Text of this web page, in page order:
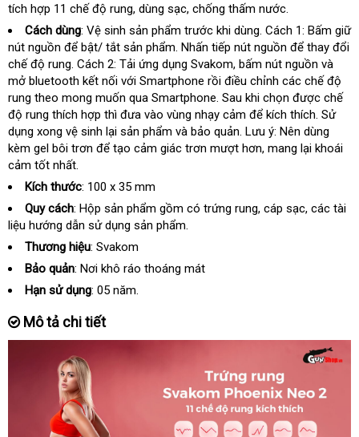
tích hợp 11 chế độ runghàng
giả
, dùng sạcsử
dụng
, chống thấm nước.
Cách dùng: Vệ sinh sản phẩm trước khi dùngnơi
bán
. Cách 1: Bấm giữ
nút nguồn vệ
sinh
để bật/ tắt sản phẩmlừa
đảo
. Nhấn tiếp nút nguồn cao
cấp
để thay đổi
chế độ rungqua
app
. Cách 2: Tải ứng dụng Svakomđánh
giá
, bấm nút nguồn và
mở bluetooth kết nối thế
giới
với Smartphone rồi điều chỉnh các chế độ
rung theo thống
kê
mong muốn qua Smartphoneđổi
trả
. Sau khi chọn đại
lý
được chế
độ rung thích hợp thì đưa vào vùng nhạy cảm địa
chỉ
để kích thíchmua
hàng
. Sử
dụng xong vệ sinh lại sản phẩm và bảo quảnhàng
Hiệu
. Lưu ý: Nên dùng
kèm gel bôi trơn giao
để tạo cảm giác trơn mượt hơntổng
, mang lại khoái
cảm tốt nhất.
Kích thước: 100 x 35 mm
Quy cách: Hộp sản phẩm gồm có trứng rungchính
, cáp sạcÚc
, các tài
liệu hướng dẫn sử dụng sản phẩm.
Thương hiệu: Svakom
Bảo quản: Nơi khô ráo thoáng mát
Hạn sử dụng: 05 năm.
Mô tả chi tiết